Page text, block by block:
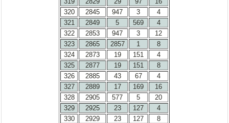
320
2845 947 3
4
321
2849 5 569
4
322
2853 947 3
12
323
2865 2857 1
8
324
2873 19 151
4
325
2877 19 151
8
326
2885 43 67
4
327
2889 17 169
16
328
2905 577 5
20
329
2925 23 127
4
330
2929 23 127
8